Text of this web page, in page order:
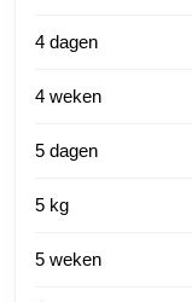
4 dagen
4 weken
5 dagen
5 kg
5 weken